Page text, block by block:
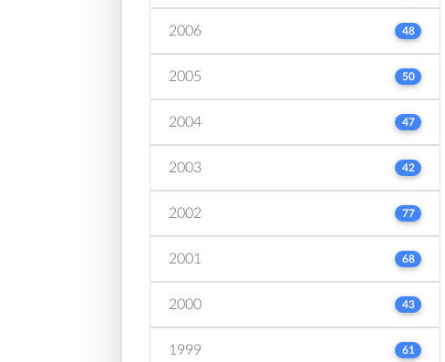
2006 48
2005 50
2004 47
2003 42
2002 77
2001 68
2000 43
1999 61